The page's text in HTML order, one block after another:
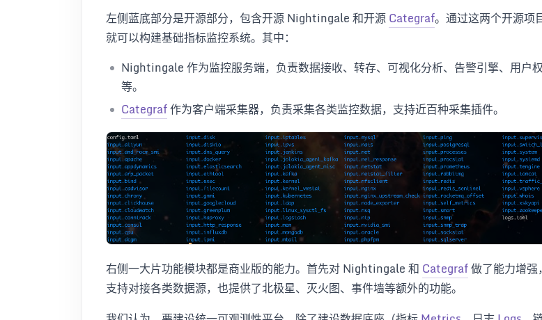
左侧蓝底部分是开源部分，包含开源 Nightingale 和开源Categraf。通过这两个开源项
就可以构建基础指标监控系统。其中：
Nightingale 作为监控服务端，负责数据接收、转存、可视化分析、告警引擎、用户
等。
Categraf作为客户端采集器，负责采集各类监控数据，支持近百种采集插件。
右侧一大片功能模块都是商业版的能力。首先对 Nightingale 和 Categraf做了能力增强
支持对接各类数据源，也提供了北极星、灭火图、事件墙等额外的功能。